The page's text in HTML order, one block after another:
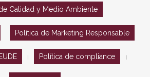
Calidad y Medio Ambiente
Política de Marketing Responsable
Política de compliance